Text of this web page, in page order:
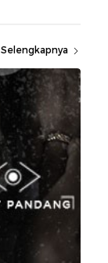
Selengkapnya